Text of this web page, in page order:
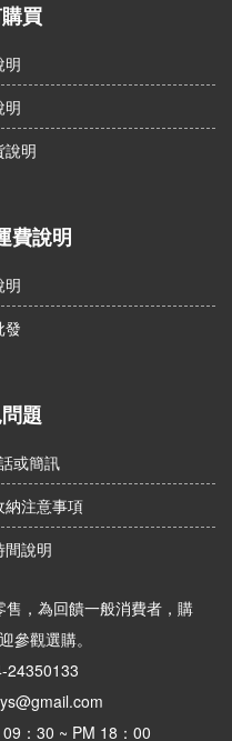
買
明
明
說明
費說明
明
發
題
或簡訊
注意事項
間說明
，為回饋一般消費者，購
參觀選購。
24350133
：30 ~ PM 18：00